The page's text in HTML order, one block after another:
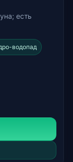
есть
водопад